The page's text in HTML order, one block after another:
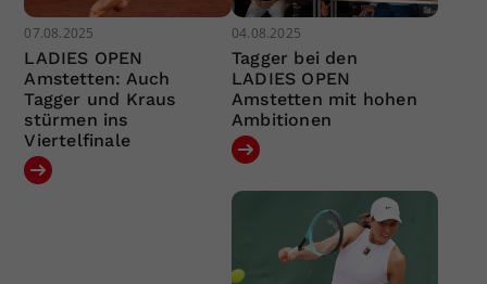
07.08.2025
LADIES OPEN
Amstetten: Auch
Tagger und Kraus
stürmen ins
Viertelfinale
04.08.2025
Tagger bei den
LADIES OPEN
Amstetten mit hohen
Ambitionen